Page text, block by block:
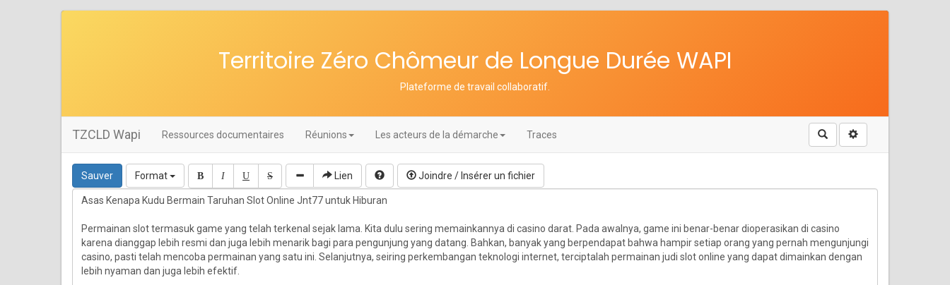
Territoire Zéro Chômeur de Longue Durée WAPI
Plateforme de travail collaboratif
TZCLD Wapi Ressources documentaires Réunions Les acteurs de la démarche Traces Rechercher
Sauver Format B I U S Lien Joindre / Insérer un fichier